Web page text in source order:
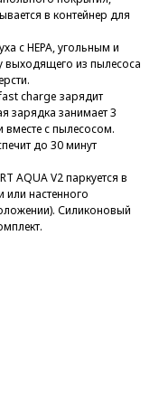
в контейнер для
с HEPA, угольным и
выходящего из пылесоса
charge зарядит
зарядка занимает 3
вместе с пылесосом.
до 30 минут
AQUA V2 паркуется в
настенного
Силиконовый